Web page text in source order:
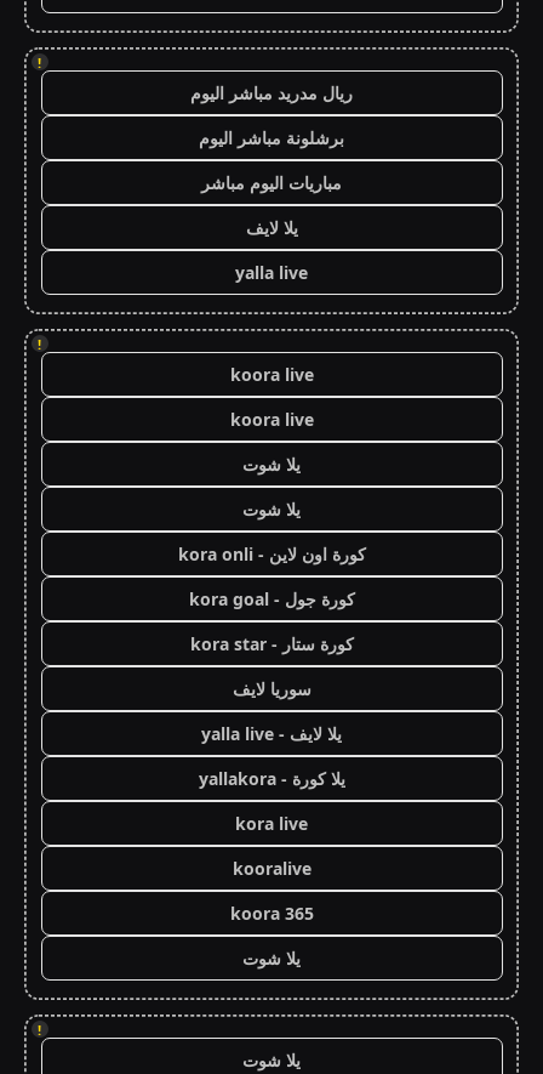
!
ريال مدريد مباشر اليوم
برشلونة مباشر اليوم
مباريات اليوم مباشر
يلا لايف
yalla live
!
koora live
koora live
يلا شوت
يلا شوت
كورة اون لاين - kora onli
كورة جول - kora goal
كورة ستار - kora star
سوريا لايف
يلا لايف - yalla live
يلا كورة - yallakora
kora live
kooralive
koora 365
يلا شوت
!
يلا شوت